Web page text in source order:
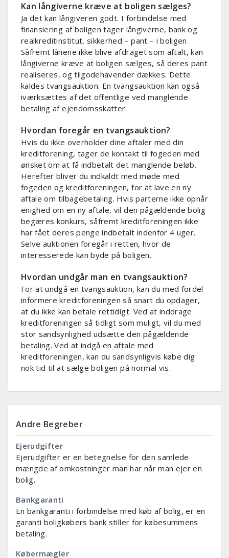
Kan långiverne kræve at boligen sælges?
Ja det kan långiveren godt. I forbindelse med
finansiering af boligen tager långiverne, bank og
realkreditinstitut, sikkerhed – pant – i boligen.
Såfremt lånene ikke blive afdraget som aftalt, kan
långiverne kræve at boligen sælges, så deres pant
realiseres, og tilgodehavender dækkes. Dette
kaldes tvangsauktion. En tvangsauktion kan også
iværksættes af det offentlige ved manglende
betaling af ejendomsskatter.
Hvordan foregår en tvangsauktion?
Hvis du ikke overholder dine aftaler med din
kreditforening, tager de kontakt til fogeden med
ønsket om at få indbetalt det manglende beløb.
Herefter bliver du indkaldt med møde med
fogeden og kreditforeningen, for at lave en ny
aftale om tilbagebetaling. Hvis parterne ikke opnår
enighed om en ny aftale, vil den pågældende bolig
begæres konkurs, såfremt kreditforeningen ikke
har fået deres penge indbetalt indenfor 4 uger.
Selve auktionen foregår i retten, hvor de
interesserede kan byde på boligen.
Hvordan undgår man en tvangsauktion?
For at undgå en tvangsauktion, kan du med fordel
informere kreditforeningen så snart du opdager,
at du ikke kan betale rettidigt. Ved at inddrage
kreditforeningen så tidligt som muligt, vil du med
stor sandsynlighed udsætte den pågældende
betaling. Ved at indgå en aftale med
kreditforeningen, kan du sandsynligvis købe dig
nok tid til at sælge boligen på normal vis.
Andre Begreber
Ejerudgifter
Ejerudgifter er en betegnelse for den samlede
mængde af omkostninger man har når man ejer en
bolig.
Bankgaranti
En bankgaranti i forbindelse med køb af bolig, er en
garanti boligkøbers bank stiller for købesummens
betaling.
Købermægler